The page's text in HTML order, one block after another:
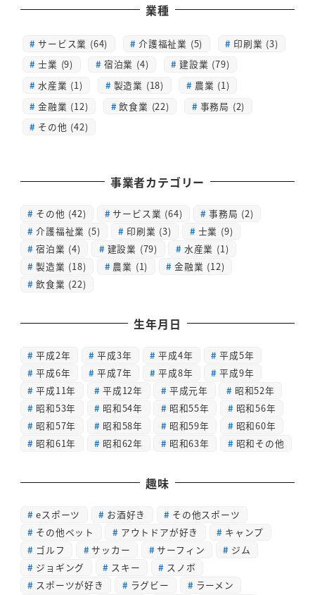
業種
サービス業 (64) 介護福祉業 (5)
印刷業 (3)
士業 (9)
宿泊業 (4)
建設業 (79)
水産業 (1)
製造業 (18)
農業 (1)
金融業 (12)
飲食業 (22)
事務局 (2)
その他 (42)
事業者カテゴリー
その他 (42) サービス業 (64) 事務局 (2)
介護福祉業 (5) 印刷業 (3) 士業 (9)
宿泊業 (4) 建設業 (79) 水産業 (1)
製造業 (18) 農業 (1) 金融業 (12)
飲食業 (22)
生年月日
平成2年 平成3年 平成4年
平成5年
平成6年
平成7年 平成8年
平成9年
平成11年
平成12年 平成元年
昭和52年
昭和53年
昭和54年 昭和55年
昭和56年
昭和57年
昭和58年 昭和59年
昭和60年
昭和61年
昭和62年 昭和63年 昭和その他
趣味
eスポーツ お酒好き
その他スポーツ
その他ペット
アウトドアが好き
キャンプ
ゴルフ
サッカー サーフィン
ジム
ジョギング
スキー
スノボ
スポーツが好き
ラグビー
ラーメン